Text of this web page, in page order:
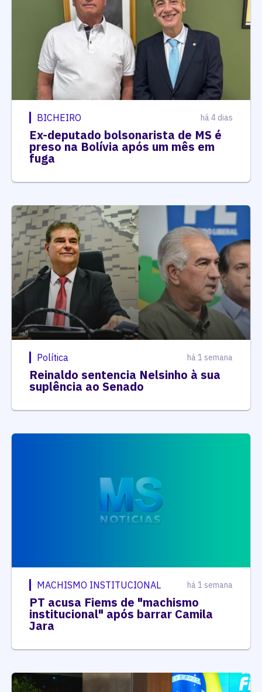
BICHEIRO há 4 dias
Ex-deputado bolsonarista de MS é
preso na Bolívia após um mês em
fuga
Política há 1 semana
Reinaldo sentencia Nelsinho à sua
suplência ao Senado
MACHISMO INSTITUCIONAL há 1 semana
PT acusa Fiems de "machismo
institucional" após barrar Camila
Jara